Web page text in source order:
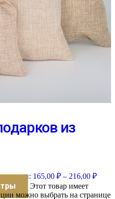
из
цен: 165,00 ₽ – 216,00 ₽
Этот товар имеет
можно выбрать на странице